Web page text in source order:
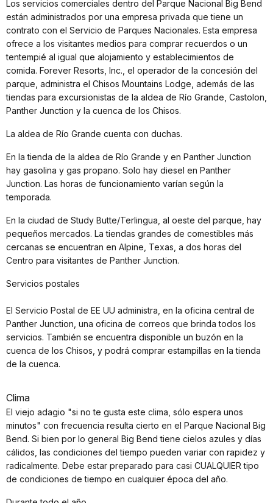
Los servicios comerciales dentro del Parque Nacional Big Bend
están administrados por una empresa privada que tiene un
contrato con el Servicio de Parques Nacionales. Esta empresa
ofrece a los visitantes medios para comprar recuerdos o un
tentempié al igual que alojamiento y establecimientos de
comida. Forever Resorts, Inc., el operador de la concesión del
parque, administra el Chisos Mountains Lodge, además de las
tiendas para excursionistas de la aldea de Río Grande, Castolon,
Panther Junction y la cuenca de los Chisos.
La aldea de Río Grande cuenta con duchas.
En la tienda de la aldea de Río Grande y en Panther Junction
hay gasolina y gas propano. Solo hay diesel en Panther
Junction. Las horas de funcionamiento varían según la
temporada.
En la ciudad de Study Butte/Terlingua, al oeste del parque, hay
pequeños mercados. La tiendas grandes de comestibles más
cercanas se encuentran en Alpine, Texas, a dos horas del
Centro para visitantes de Panther Junction.
Servicios postales
El Servicio Postal de EE UU administra, en la oficina central de
Panther Junction, una oficina de correos que brinda todos los
servicios. También se encuentra disponible un buzón en la
cuenca de los Chisos, y podrá comprar estampillas en la tienda
de la cuenca.
Clima
El viejo adagio "si no te gusta este clima, sólo espera unos
minutos" con frecuencia resulta cierto en el Parque Nacional Big
Bend. Si bien por lo general Big Bend tiene cielos azules y días
cálidos, las condiciones del tiempo pueden variar con rapidez y
radicalmente. Debe estar preparado para casi CUALQUIER tipo
de condiciones de tiempo en cualquier época del año.